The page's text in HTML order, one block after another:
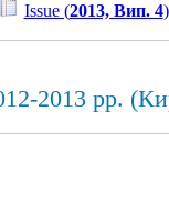
Issue (2013, Вип. 4)
2013 рр.